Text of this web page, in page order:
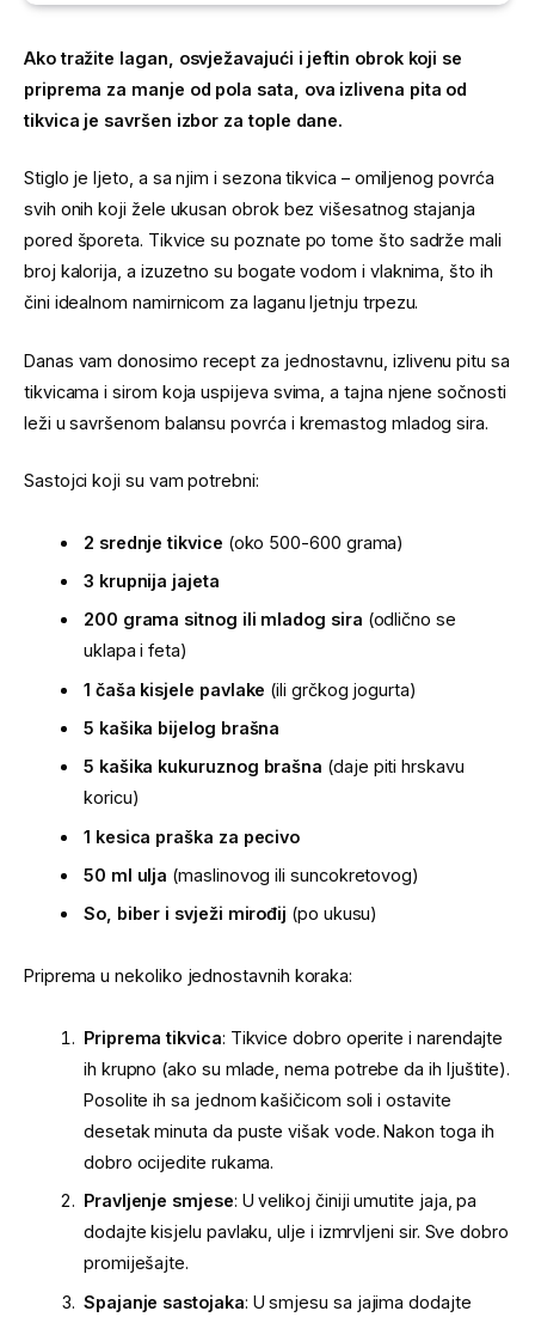
Ako tražite lagan, osvježavajući i jeftin obrok koji se
priprema za manje od pola sata, ova izlivena pita od
tikvica je savršen izbor za tople dane.
Stiglo je ljeto, a sa njim i sezona tikvica – omiljenog povrća
svih onih koji žele ukusan obrok bez višesatnog stajanja
pored šporeta. Tikvice su poznate po tome što sadrže mali
broj kalorija, a izuzetno su bogate vodom i vlaknima, što ih
čini idealnom namirnicom za laganu ljetnju trpezu.
Danas vam donosimo recept za jednostavnu, izlivenu pitu sa
tikvicama i sirom koja uspijeva svima, a tajna njene sočnosti
leži u savršenom balansu povrća i kremastog mladog sira.
Sastojci koji su vam potrebni:
2 srednje tikvice (oko 500-600 grama)
3 krupnija jajeta
200 grama sitnog ili mladog sira (odlično se
uklapa i feta)
1 čaša kisjele pavlake (ili grčkog jogurta)
5 kašika bijelog brašna
5 kašika kukuruznog brašna (daje piti hrskavu
koricu)
1 kesica praška za pecivo
50 ml ulja (maslinovog ili suncokretovog)
So, biber i svježi mirođij (po ukusu)
Priprema u nekoliko jednostavnih koraka:
Priprema tikvica: Tikvice dobro operite i narendajte
ih krupno (ako su mlade, nema potrebe da ih ljuštite).
Posolite ih sa jednom kašičicom soli i ostavite
desetak minuta da puste višak vode. Nakon toga ih
dobro ocijedite rukama.
Pravljenje smjese: U velikoj činiji umutite jaja, pa
dodajte kisjelu pavlaku, ulje i izmrvljeni sir. Sve dobro
promiješajte.
Spajanje sastojaka: U smjesu sa jajima dodajte